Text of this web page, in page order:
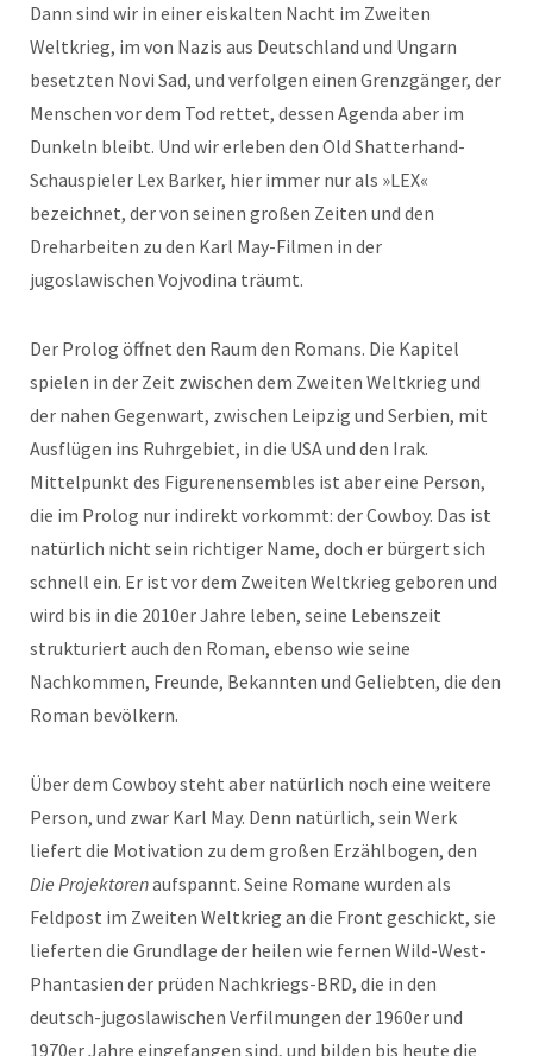
Dann sind wir in einer eiskalten Nacht im Zweiten
Weltkrieg, im von Nazis aus Deutschland und Ungarn
besetzten Novi Sad, und verfolgen einen Grenzgänger, der
Menschen vor dem Tod rettet, dessen Agenda aber im
Dunkeln bleibt. Und wir erleben den Old Shatterhand-
Schauspieler Lex Barker, hier immer nur als »LEX«
bezeichnet, der von seinen großen Zeiten und den
Dreharbeiten zu den Karl May-Filmen in der
jugoslawischen Vojvodina träumt.
Der Prolog öffnet den Raum den Romans. Die Kapitel
spielen in der Zeit zwischen dem Zweiten Weltkrieg und
der nahen Gegenwart, zwischen Leipzig und Serbien, mit
Ausflügen ins Ruhrgebiet, in die USA und den Irak.
Mittelpunkt des Figurenensembles ist aber eine Person,
die im Prolog nur indirekt vorkommt: der Cowboy. Das ist
natürlich nicht sein richtiger Name, doch er bürgert sich
schnell ein. Er ist vor dem Zweiten Weltkrieg geboren und
wird bis in die 2010er Jahre leben, seine Lebenszeit
strukturiert auch den Roman, ebenso wie seine
Nachkommen, Freunde, Bekannten und Geliebten, die den
Roman bevölkern.
Über dem Cowboy steht aber natürlich noch eine weitere
Person, und zwar Karl May. Denn natürlich, sein Werk
liefert die Motivation zu dem großen Erzählbogen, den
Die Projektorenaufspannt. Seine Romane wurden als
Feldpost im Zweiten Weltkrieg an die Front geschickt, sie
lieferten die Grundlage der heilen wie fernen Wild-West-
Phantasien der prüden Nachkriegs-BRD, die in den
deutsch-jugoslawischen Verfilmungen der 1960er und
1970er Jahre eingefangen sind, und bilden bis heute die